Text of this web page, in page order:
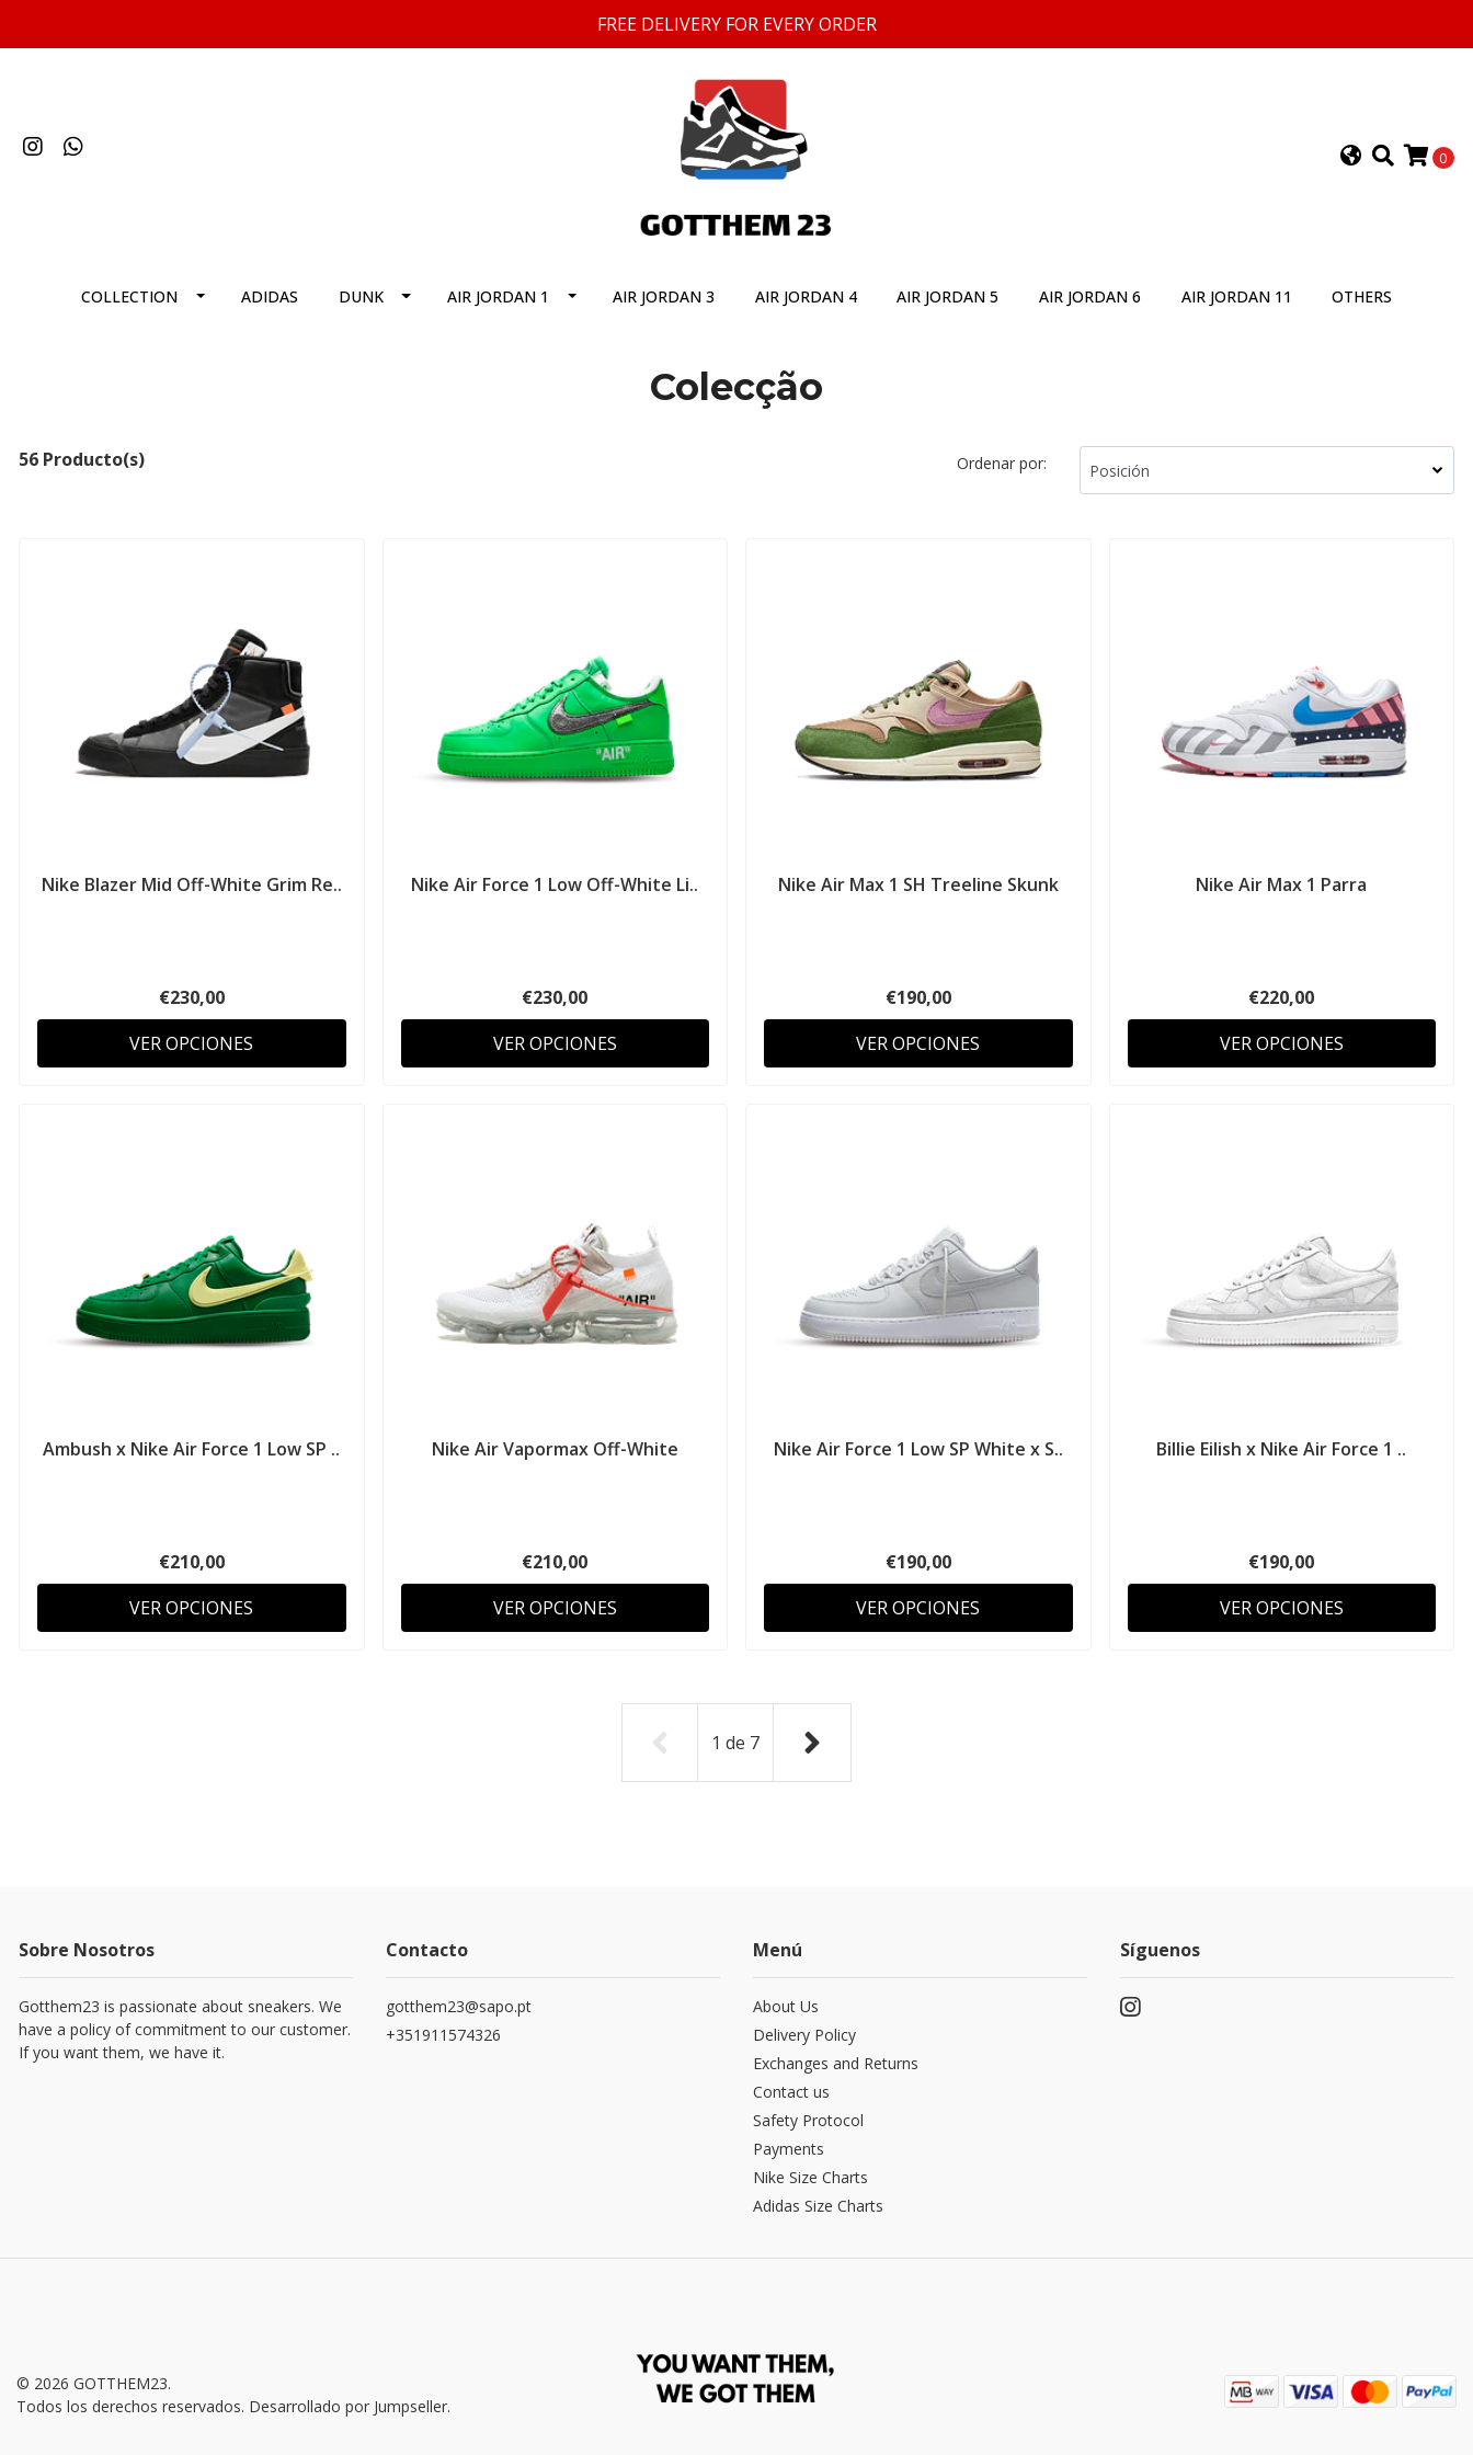
FREE DELIVERY FOR EVERY ORDER
0
COLLECTION ADIDAS DUNK AIR JORDAN 1 AIR JORDAN 3 AIR JORDAN 4 AIR JORDAN 5 AIR JORDAN 6 AIR JORDAN 11 OTHERS
Colecção
56 Producto(s) Ordenar por:
Nike Blazer Mid Off-White Grim Re..
€230,00
VER OPCIONES
Nike Air Force 1 Low Off-White Li..
€230,00
VER OPCIONES
Nike Air Max 1 SH Treeline Skunk
€190,00
VER OPCIONES
Nike Air Max 1 Parra
€220,00
VER OPCIONES
Ambush x Nike Air Force 1 Low SP ..
€210,00
VER OPCIONES
Nike Air Vapormax Off-White
€210,00
VER OPCIONES
Nike Air Force 1 Low SP White x S..
€190,00
VER OPCIONES
Billie Eilish x Nike Air Force 1 ..
€190,00
VER OPCIONES
1 de 7
Sobre Nosotros
Gotthem23 is passionate about sneakers. We
have a policy of commitment to our customer.
If you want them, we have it.
Contacto
gotthem23@sapo.pt
+351911574326
Menú
About Us
Delivery Policy
Exchanges and Returns
Contact us
Safety Protocol
Payments
Nike Size Charts
Adidas Size Charts
Síguenos
© 2026 GOTTHEM23.
Todos los derechos reservados. Desarrollado por Jumpseller.